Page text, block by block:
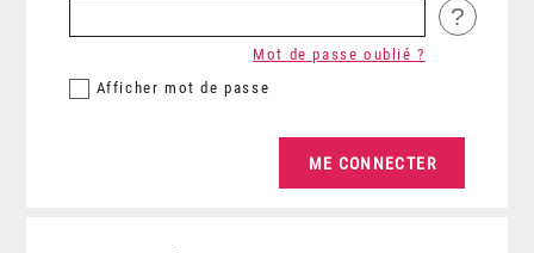
?
Afficher mot de passe
Mot de passe oublié ?